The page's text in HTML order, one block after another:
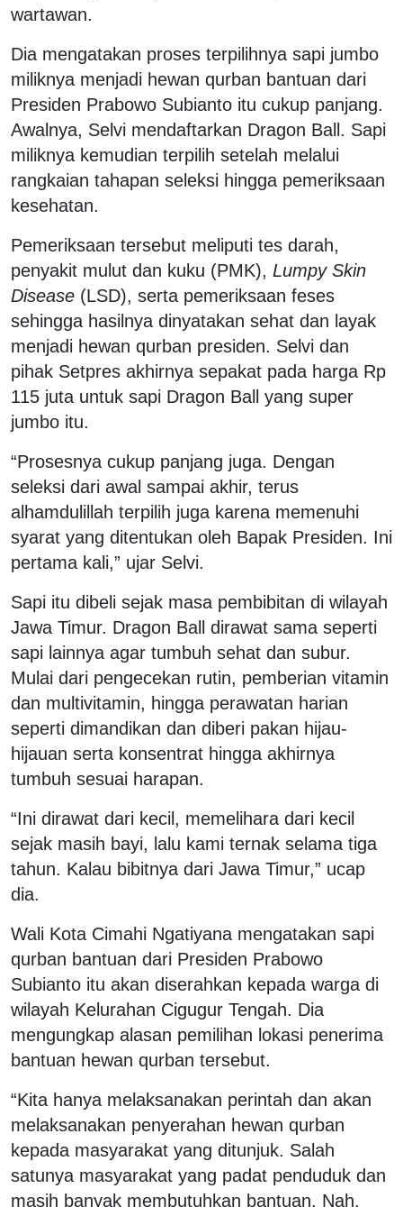
wartawan.
Dia mengatakan proses terpilihnya sapi jumbo
miliknya menjadi hewan qurban bantuan dari
Presiden Prabowo Subianto itu cukup panjang.
Awalnya, Selvi mendaftarkan Dragon Ball. Sapi
miliknya kemudian terpilih setelah melalui
rangkaian tahapan seleksi hingga pemeriksaan
kesehatan.
Pemeriksaan tersebut meliputi tes darah,
penyakit mulut dan kuku (PMK), Lumpy Skin
Disease (LSD), serta pemeriksaan feses
sehingga hasilnya dinyatakan sehat dan layak
menjadi hewan qurban presiden. Selvi dan
pihak Setpres akhirnya sepakat pada harga Rp
115 juta untuk sapi Dragon Ball yang super
jumbo itu.
“Prosesnya cukup panjang juga. Dengan
seleksi dari awal sampai akhir, terus
alhamdulillah terpilih juga karena memenuhi
syarat yang ditentukan oleh Bapak Presiden. Ini
pertama kali,” ujar Selvi.
Sapi itu dibeli sejak masa pembibitan di wilayah
Jawa Timur. Dragon Ball dirawat sama seperti
sapi lainnya agar tumbuh sehat dan subur.
Mulai dari pengecekan rutin, pemberian vitamin
dan multivitamin, hingga perawatan harian
seperti dimandikan dan diberi pakan hijau-
hijauan serta konsentrat hingga akhirnya
tumbuh sesuai harapan.
“Ini dirawat dari kecil, memelihara dari kecil
sejak masih bayi, lalu kami ternak selama tiga
tahun. Kalau bibitnya dari Jawa Timur,” ucap
dia.
Wali Kota Cimahi Ngatiyana mengatakan sapi
qurban bantuan dari Presiden Prabowo
Subianto itu akan diserahkan kepada warga di
wilayah Kelurahan Cigugur Tengah. Dia
mengungkap alasan pemilihan lokasi penerima
bantuan hewan qurban tersebut.
“Kita hanya melaksanakan perintah dan akan
melaksanakan penyerahan hewan qurban
kepada masyarakat yang ditunjuk. Salah
satunya masyarakat yang padat penduduk dan
masih banyak membutuhkan bantuan. Nah,